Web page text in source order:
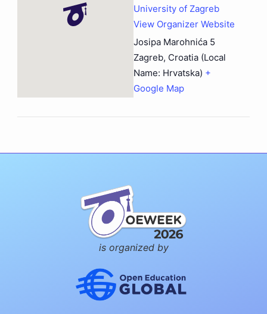
University of Zagreb
View Organizer Website
Josipa Marohnića 5
Zagreb, Croatia (Local
Name: Hrvatska) +
Google Map
is organized by